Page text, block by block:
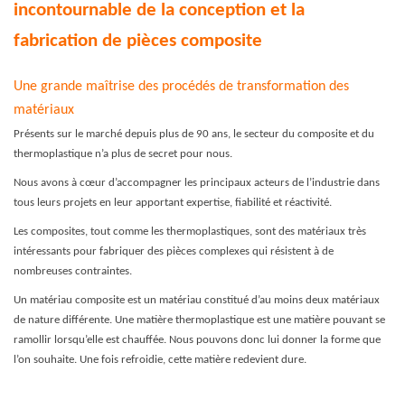
incontournable de la conception et la
fabrication de pièces composite
Une grande maîtrise des procédés de transformation des
matériaux
Présents sur le marché depuis plus de 90 ans, le secteur du composite et du
thermoplastique n’a plus de secret pour nous.
Nous avons à cœur d’accompagner les principaux acteurs de l’industrie dans
tous leurs projets en leur apportant expertise, fiabilité et réactivité.
Les composites, tout comme les thermoplastiques, sont des matériaux très
intéressants pour fabriquer des pièces complexes qui résistent à de
nombreuses contraintes.
Un matériau composite est un matériau constitué d’au moins deux matériaux
de nature différente. Une matière thermoplastique est une matière pouvant se
ramollir lorsqu’elle est chauffée. Nous pouvons donc lui donner la forme que
l’on souhaite. Une fois refroidie, cette matière redevient dure.